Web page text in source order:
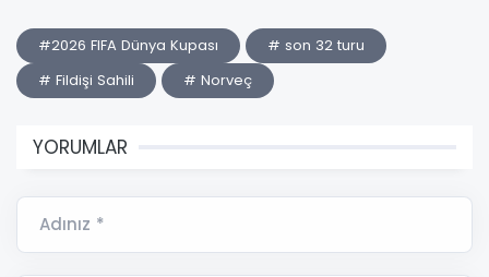
#2026 FIFA Dünya Kupası
# son 32 turu
# Fildişi Sahili
# Norveç
YORUMLAR
Adınız *